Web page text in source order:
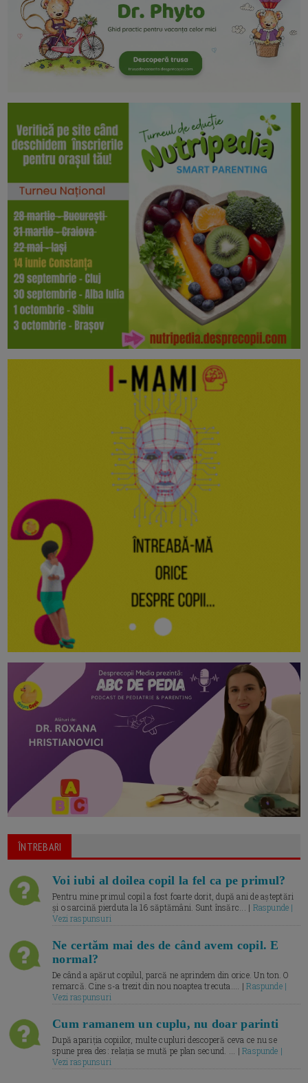
ÎNTREBARI
Voi iubi al doilea copil la fel ca pe primul?
Pentru mine primul copil a fost foarte dorit, după ani de așteptări
și o sarcină pierduta la 16 săptămâni. Sunt însărc... | Raspunde |
Vezi raspunsuri
Ne certăm mai des de când avem copil. E
normal?
De când a apărut copilul, parcă ne aprindem din orice. Un ton. O
remarcă. Cine s-a trezit din nou noaptea trecuta.... |Raspunde |
Vezi raspunsuri
Cum ramanem un cuplu, nu doar parinti
După apariția copiilor, multe cupluri descoperă ceva ce nu se
spune prea des: relația se mută pe plan secund. ... |Raspunde |
Vezi raspunsuri